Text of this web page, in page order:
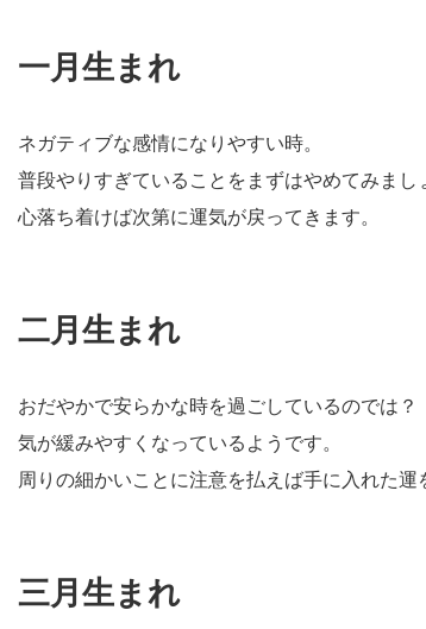
一月生まれ
ネガティブな感情になりやすい時。
普段やりすぎていることをまずはやめてみまし
心落ち着けば次第に運気が戻ってきます。
二月生まれ
おだやかで安らかな時を過ごしているのでは？
気が緩みやすくなっているようです。
周りの細かいことに注意を払えば手に入れた
三月生まれ